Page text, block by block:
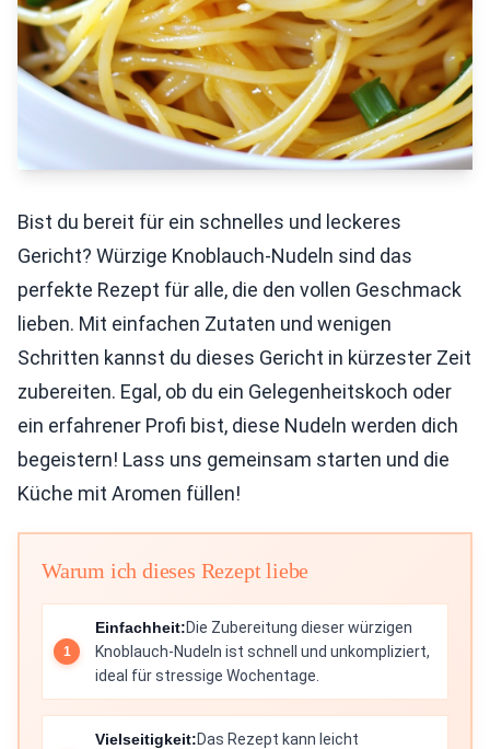
Bist du bereit für ein schnelles und leckeres
Gericht? Würzige Knoblauch-Nudeln sind das
perfekte Rezept für alle, die den vollen Geschmack
lieben. Mit einfachen Zutaten und wenigen
Schritten kannst du dieses Gericht in kürzester Zeit
zubereiten. Egal, ob du ein Gelegenheitskoch oder
ein erfahrener Profi bist, diese Nudeln werden dich
begeistern! Lass uns gemeinsam starten und die
Küche mit Aromen füllen!
Warum ich dieses Rezept liebe
Einfachheit:Die Zubereitung dieser würzigen
Knoblauch-Nudeln ist schnell und unkompliziert,
ideal für stressige Wochentage.
Vielseitigkeit:Das Rezept kann leicht